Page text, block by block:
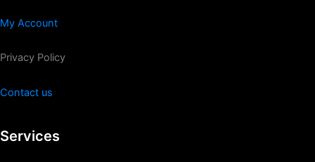
My Account
Privacy Policy
Contact us
Services